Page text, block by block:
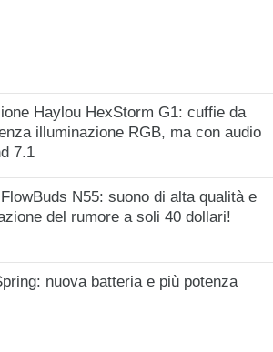
Haylou HexStorm G1: cuffie da
illuminazione RGB, ma con audio
7.1
N55: suono di alta qualità e
del rumore a soli 40 dollari!
nuova batteria e più potenza